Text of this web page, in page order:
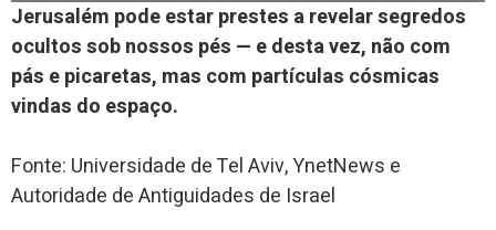
Jerusalém pode estar prestes a revelar segredos
ocultos sob nossos pés — e desta vez, não com
pás e picaretas, mas com partículas cósmicas
vindas do espaço.
Fonte: Universidade de Tel Aviv, YnetNews e
Autoridade de Antiguidades de Israel